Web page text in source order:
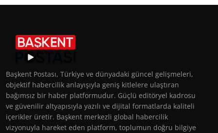
Başkent Postası, Türkiye ve dünyadaki güncel gelişmeleri,
objektif habercilik anlayışıyla geniş kitlelere ulaştıran
bağımsız bir haber platformudur. Güçlü editöryel kadrosu
ve güvenilir altyapısıyla yazılı ve dijital formatlarda kaliteli
içerikler üretir. Başkent merkezli global habercilik
vizyonuyla hareket eden platform, toplumun doğru bilgiye